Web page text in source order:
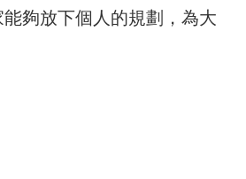
夠放下個人的規劃，為大